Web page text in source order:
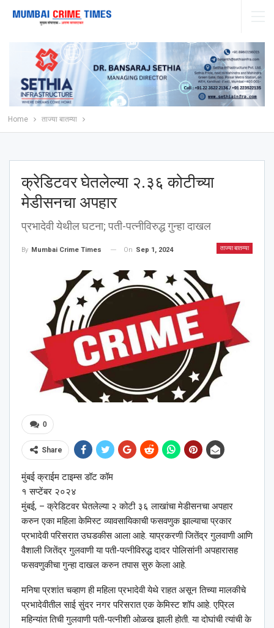
Home ताज्या बातम्या
क्रेडिटवर घेतलेल्या २.३६ कोटीच्या
मेडीसनचा अपहार
प्रभादेवी येथील घटना; पती-पत्नीविरुद्ध गुन्हा दाखल
ताज्या बातम्या
By Mumbai Crime Times On Sep 1, 2024
0
Share
मुंबई क्राईम टाइम्स डॉट कॉम
१ सप्टेंबर २०२४
मुंबई, – क्रेडिटवर घेतलेल्या २ कोटी ३६ लाखांचा मेडीसनचा अपहार
करुन एका महिला केमिस्ट व्यावसायिकाची फसवणुक झाल्याचा प्रकार
प्रभादेवी परिसरात उघडकीस आला आहे. याप्रकरणी जितेंद्र गुलवाणी आणि
वैशाली जितेंद्र गुलवाणी या पती-पत्नीविरुद्ध दादर पोलिसांनी अपहारासह
फसवणुकीचा गुन्हा दाखल करुन तपास सुरु केला आहे.
मनिषा प्रशांत चव्हाण ही महिला प्रभादेवी येथे राहत असून तिच्या मालकीचे
प्रभादेवीतील साई सुंदर नगर परिसरात एक केमिस्ट शॉप आहे. एप्रिल
महिन्यांत तिची गुलवाणी पती-पत्नीशी ओळख झाली होती. या दोघांची त्यांची के